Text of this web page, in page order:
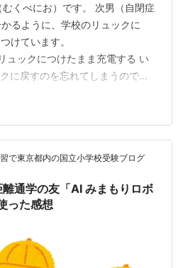
くべにお）です。 次男（自閉症
るように、学校のリュックに
けています。
ックにつけたまま充電する い
に戻すのを忘れてしまうので、
う大丈夫。 我ながら素晴らしい
GPS BoT｜No.1🥇子供見守り
の子供を見守るGPSアプリ モバ
Pocheri DANBOARD ver.
本メーカー 2…
で東京都内の国立小学校受験ブログ
通学の友「AI みまもりロボ
った感想